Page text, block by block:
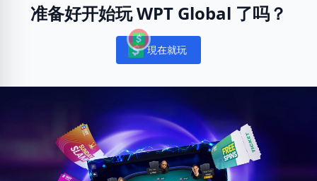
准备好开始玩 WPT Global 了吗？
Notifications
現在就玩